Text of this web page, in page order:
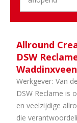
uur
Allround
DSW
Waddinxveen
Werkgever: Van
DSW Reclame is
en veelzijdige
die